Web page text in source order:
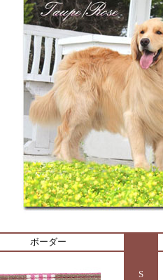
ボーダー
S